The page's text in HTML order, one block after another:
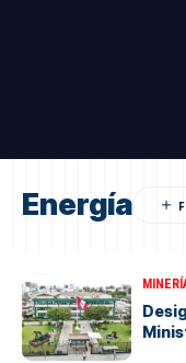
Energía